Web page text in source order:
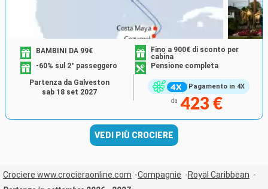
Pagamento in 4X
BAMBINI DA 99€
Fino a 900€ di sconto per
cabina
-60% sul 2° passeggero
Pensione completa
da 423 €
Partenza da Galveston
sab 18 set 2027
VEDI PIÙ CROCIERE
Crociere www.crocieraonline.com Compagnie
Royal Caribbean